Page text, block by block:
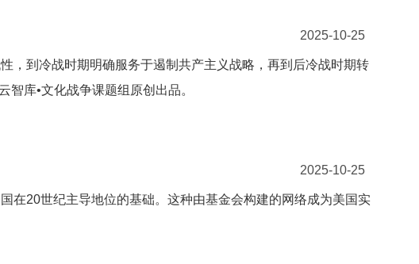
2025-10-25
，到冷战时期明确服务于遏制共产主义战略，再到后冷战时期转
库•文化战争课题组原创出品。
2025-10-25
在20世纪主导地位的基础。这种由基金会构建的网络成为美国实